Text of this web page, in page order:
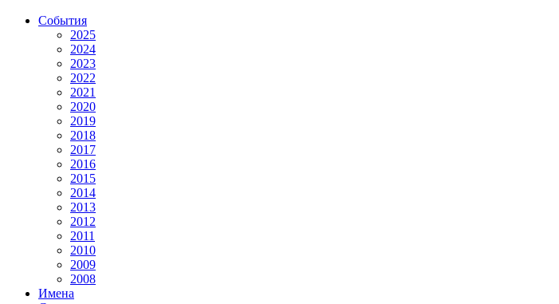
События
2025
2024
2023
2022
2021
2020
2019
2018
2017
2016
2015
2014
2013
2012
2011
2010
2009
2008
Имена